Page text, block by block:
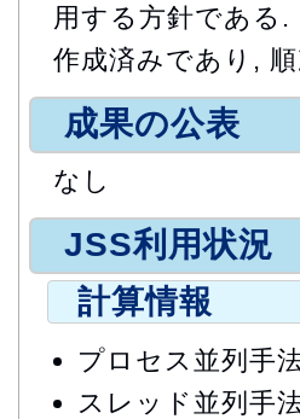
用する方針である
作成済みであり,
成果の公表
なし
JSS利用状況
計算情報
プロセス並列手
スレッド並列手